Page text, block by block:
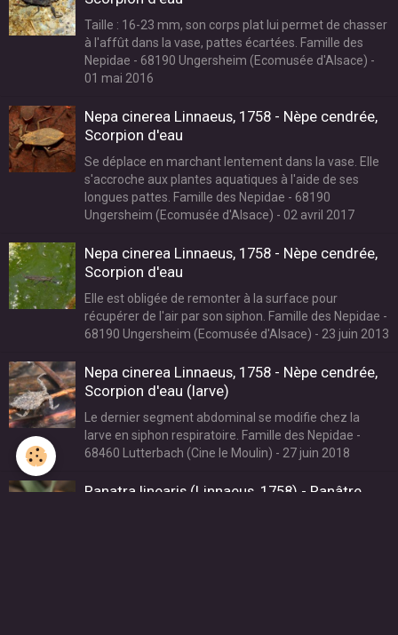
Taille : 16-23 mm, son corps plat lui permet de chasser
à l'affût dans la vase, pattes écartées. Famille des
Nepidae - 68190 Ungersheim (Ecomusée d'Alsace) -
01 mai 2016
Nepa cinerea Linnaeus, 1758 - Nèpe cendrée,
Scorpion d'eau
Se déplace en marchant lentement dans la vase. Elle
s'accroche aux plantes aquatiques à l'aide de ses
longues pattes. Famille des Nepidae - 68190
Ungersheim (Ecomusée d'Alsace) - 02 avril 2017
Nepa cinerea Linnaeus, 1758 - Nèpe cendrée,
Scorpion d'eau
Elle est obligée de remonter à la surface pour
récupérer de l'air par son siphon. Famille des Nepidae -
68190 Ungersheim (Ecomusée d'Alsace) - 23 juin 2013
Nepa cinerea Linnaeus, 1758 - Nèpe cendrée,
Scorpion d'eau (larve)
Le dernier segment abdominal se modifie chez la
larve en siphon respiratoire. Famille des Nepidae -
68460 Lutterbach (Cine le Moulin) - 27 juin 2018
Ranatra linearis (Linnaeus, 1758) - Ranâtre